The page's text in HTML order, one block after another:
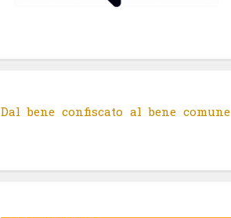
Dal bene confiscato al bene comune